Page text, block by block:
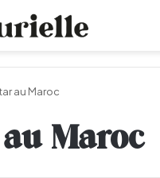
au Maroc
Maroc